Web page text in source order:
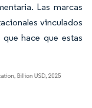
Las marcas
vinculados
hace que estas